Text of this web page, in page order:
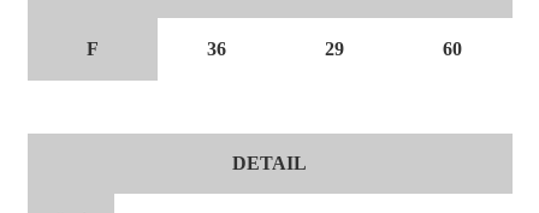
F 36 29 60
DETAIL